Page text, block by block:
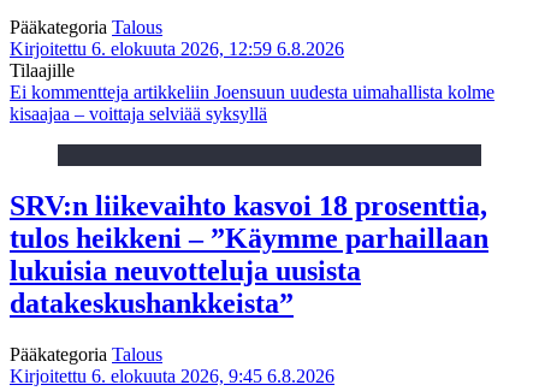
Pääkategoria Talous
Kirjoitettu 6. elokuuta 2026, 12:59 6.8.2026
Tilaajille
Ei kommentteja artikkeliin Joensuun uudesta uimahallista kolme
kisaajaa – voittaja selviää syksyllä
SRV:n liikevaihto kasvoi 18 prosenttia,
tulos heikkeni – ”Käymme parhaillaan
lukuisia neuvotteluja uusista
datakeskushankkeista”
Pääkategoria Talous
Kirjoitettu 6. elokuuta 2026, 9:45 6.8.2026